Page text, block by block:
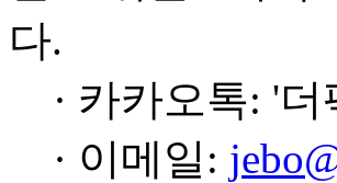
다.
· 카카오톡: '
· 이메일: